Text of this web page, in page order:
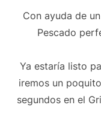
Con ayuda de
Pescado
Ya estaría listo
iremos un
segundos en el